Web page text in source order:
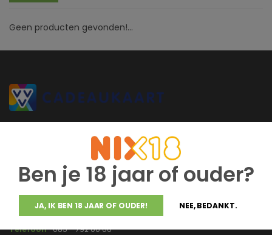
Ben je 18 jaar of ouder?
JA, IK BEN 18 JAAR OF OUDER! NEE, BEDANKT.
Geen producten gevonden!...
Altijddebestewijn.nl heeft uitsluitend wijnen van topkwaliteit die
rechtstreeks van de wijnboer komen en door de wijnboer zelf zijn
gemaakt en gebotteld.
Telefoon 085 - 792 00 06